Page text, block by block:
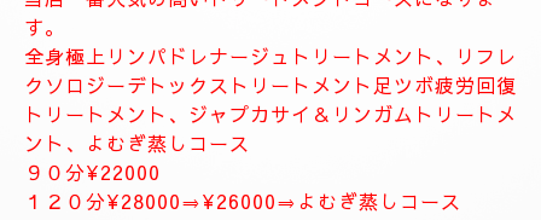
お体が軽くなり、とても癒されます。
精神的にお疲れの方におすすめ致します。
１２０分⇒¥30000⇒¥27000
１５０分⇒¥35000⇒¥33000
❖❖❖❖❖❖❖
❖❖❖❖❖❖❖❖❖❖❖❖